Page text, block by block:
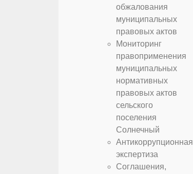
обжалования
муниципальных
правовых актов
Мониторинг
правоприменения
муниципальных
нормативных
правовых актов
сельского
поселения
Солнечный
Антикоррупционная
экспертиза
Соглашения,